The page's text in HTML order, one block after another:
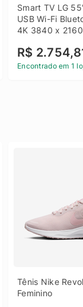
Smart TV LG
USB Wi-Fi
4K 3840 x
R$
Encontrado em 1
Tênis Nike
Feminino